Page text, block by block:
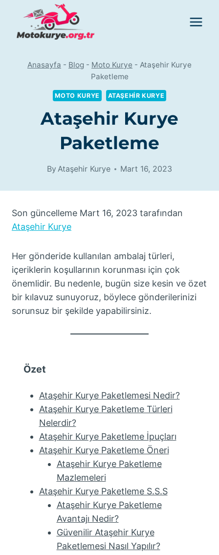
content
Anasayfa - Blog - Moto Kurye - Ataşehir Kurye
Paketleme
MOTO KURYE ATAŞEHIR KURYE
Ataşehir Kurye
Paketleme
By Ataşehir Kurye Mart 16, 2023
Son güncelleme Mart 16, 2023 tarafından
Ataşehir Kurye
Her gönderide kullanılan ambalaj türleri,
içeriklerin koşullarının korunması için çok
önemlidir. Bu nedenle, bugün size kesin ve özet
bir kılavuz sunuyoruz, böylece gönderilerinizi
sorunsuz bir şekilde yapabilirsiniz.
Özet
Ataşehir Kurye Paketlemesi Nedir?
Ataşehir Kurye Paketleme Türleri
Nelerdir?
Ataşehir Kurye Paketleme İpuçları
Ataşehir Kurye Paketleme Öneri
Ataşehir Kurye Paketleme
Mazlemeleri
Ataşehir Kurye Paketleme S.S.S
Ataşehir Kurye Paketleme
Avantajı Nedir?
Güvenilir Ataşehir Kurye
Paketlemesi Nasıl Yapılır?